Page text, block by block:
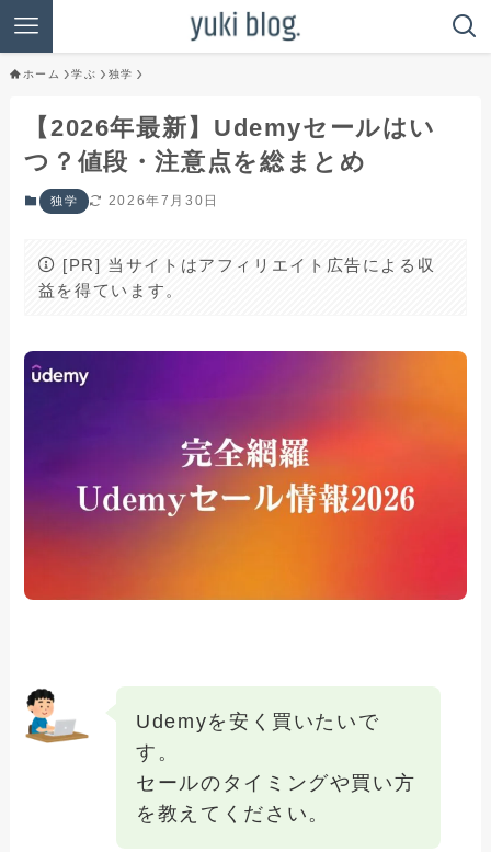
ホーム 学ぶ 独学
【2026年最新】Udemyセールはい
つ？値段・注意点を総まとめ
独学 2026年7月30日
[PR] 当サイトはアフィリエイト広告による収
益を得ています。
Udemyを安く買いたいで
す。
セールのタイミングや買い方
を教えてください。